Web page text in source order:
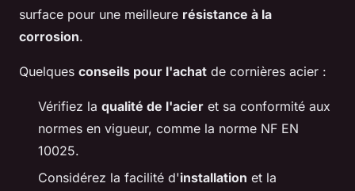
surface pour une meilleure résistance à la
corrosion.
Quelques conseils pour l'achat de cornières acier :
Vérifiez la qualité de l'acier et sa conformité aux
normes en vigueur, comme la norme NF EN
10025.
Considérez la facilité d'installation et la